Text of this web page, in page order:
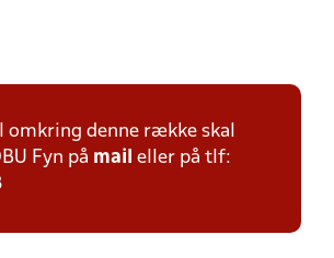
omkring denne række skal
Fyn på mail eller på tlf: